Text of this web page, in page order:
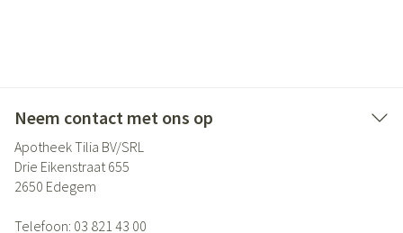
Neem contact met ons op
Apotheek Tilia BV/SRL
Drie Eikenstraat 655
2650 Edegem
Telefoon: 03 821 43 00